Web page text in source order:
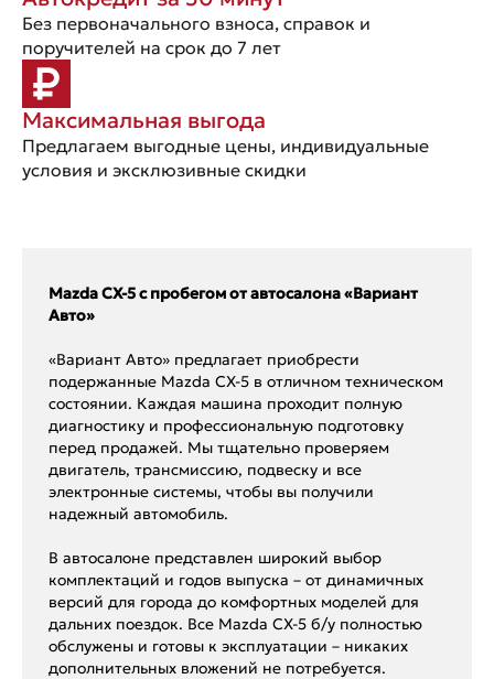
Без первоначального взноса, справок и
поручителей на срок до 7 лет
Максимальная выгода
Предлагаем выгодные цены, индивидуальные
условия и эксклюзивные скидки
Mazda CX-5 с пробегом от автосалона «Вариант
Авто»
«Вариант Авто» предлагает приобрести
подержанные Mazda CX-5 в отличном техническом
состоянии. Каждая машина проходит полную
диагностику и профессиональную подготовку
перед продажей. Мы тщательно проверяем
двигатель, трансмиссию, подвеску и все
электронные системы, чтобы вы получили
надежный автомобиль.
В автосалоне представлен широкий выбор
комплектаций и годов выпуска – от динамичных
версий для города до комфортных моделей для
дальних поездок. Все Mazda CX-5 б/у полностью
обслужены и готовы к эксплуатации – никаких
дополнительных вложений не потребуется.